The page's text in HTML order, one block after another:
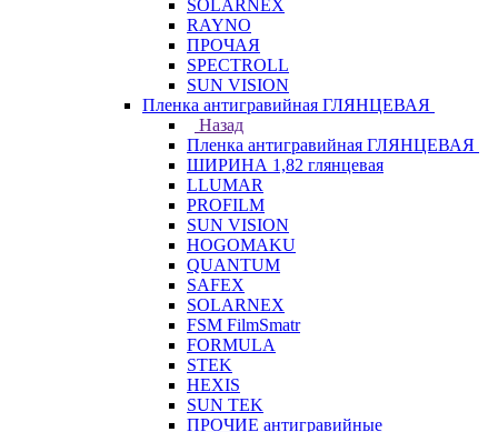
SOLARNEX
RAYNO
ПРОЧАЯ
SPECTROLL
SUN VISION
Пленка антигравийная ГЛЯНЦЕВАЯ
Назад
Пленка антигравийная ГЛЯНЦЕВАЯ
ШИРИНА 1,82 глянцевая
LLUMAR
PROFILM
SUN VISION
HOGOMAKU
QUANTUM
SAFEX
SOLARNEX
FSM FilmSmatr
FORMULA
STEK
HEXIS
SUN TEK
ПРОЧИЕ антигравийные